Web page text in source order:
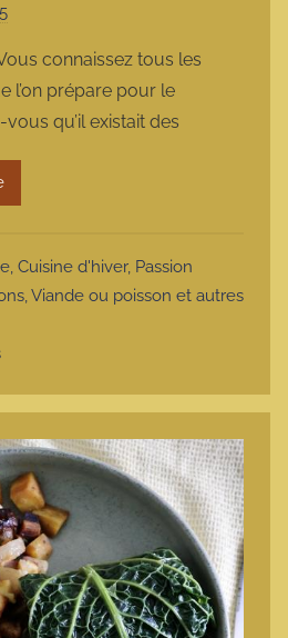
r
m
a
r
t
e
connaissez tous les
l’on prépare pour le
qu’il existait des
, Cuisine d'hiver, Passion
,Viande ou poisson et autres